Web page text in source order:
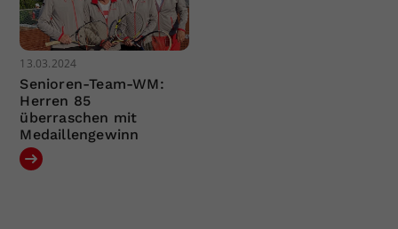
13.03.2024
Senioren-Team-WM:
Herren 85
überraschen mit
Medaillengewinn